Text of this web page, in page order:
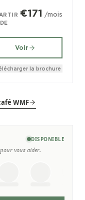
DE
€171 /mois
Voir
la brochure
WMF
DISPONIBLE
vous aider.